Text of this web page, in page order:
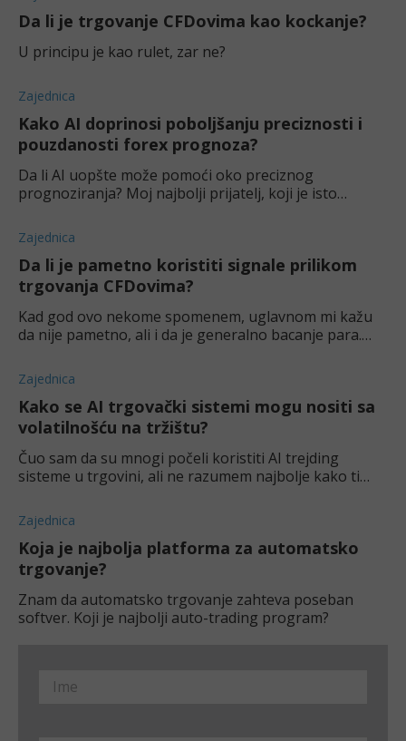
Da li je trgovanje CFDovima kao kockanje?
U principu je kao rulet, zar ne?
Zajednica
Kako AI doprinosi poboljšanju preciznosti i
pouzdanosti forex prognoza?
Da li AI uopšte može pomoći oko preciznog
prognoziranja? Moj najbolji prijatelj, koji je isto
skeptičan. Mislim, ni ljudi ne mogu predvi
Zajednica
Da li je pametno koristiti signale prilikom
trgovanja CFDovima?
Kad god ovo nekome spomenem, uglavnom mi kažu
da nije pametno, ali i da je generalno bacanje para.
uopšte koristi od trading signala
Zajednica
Kako se AI trgovački sistemi mogu nositi sa
volatilnošću na tržištu?
Čuo sam da su mnogi počeli koristiti AI trejding
sisteme u trgovini, ali ne razumem najbolje kako ti
promenjivim, tj. volatilnim tržištem
Zajednica
Koja je najbolja platforma za automatsko
trgovanje?
Znam da automatsko trgovanje zahteva poseban
softver. Koji je najbolji auto-trading program?